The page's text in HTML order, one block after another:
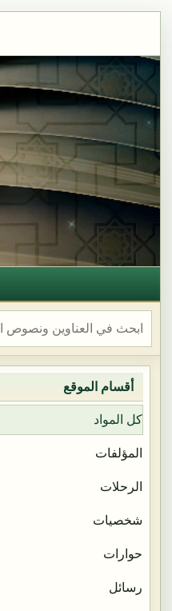
أقسام الموقع
كل المواد
المؤلفات
الرحلات
شخصيات
حوارات
رسائل